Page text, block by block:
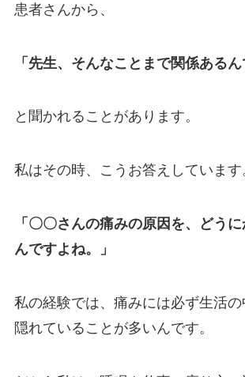
患者さんから、
「先生、そんなことまで関係あるん
と聞かれることがあります。
私はその時、こうお答えしています
「〇〇さんの痛みの原因を、どう
んですよね。」
私の経験では、痛みには必ず生活
隠れていることが多いんです。